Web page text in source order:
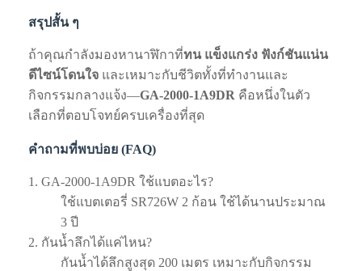
สรุปสั้น ๆ
ถ้าคุณกำลังมองหานาฬิกาที่ทน แข็งแกร่ง ฟังก์ชันแน่น
ดีไซน์โดนใจ และเหมาะกับชีวิตทั้งที่ทำงานและ
กิจกรรมกลางแจ้ง—GA-2000-1A9DR คือหนึ่งในตัว
เลือกที่ตอบโจทย์ครบเครื่องที่สุด
คำถามที่พบบ่อย (FAQ)
1. GA‑2000‑1A9DR ใช้แบตอะไร?
ใช้แบตเตอรี่ SR726W 2 ก้อน ใช้ได้นานประมาณ
3 ปี
2. กันน้ำลึกได้แค่ไหน?
กันน้ำได้ลึกสูงสุด 200 เมตร เหมาะกับกิจกรรม